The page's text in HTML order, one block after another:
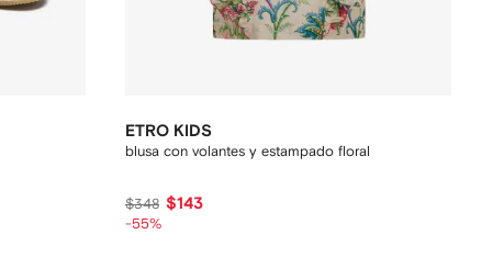
ETRO KIDS
blusa con volantes y estampado floral
$348 $143
-55%